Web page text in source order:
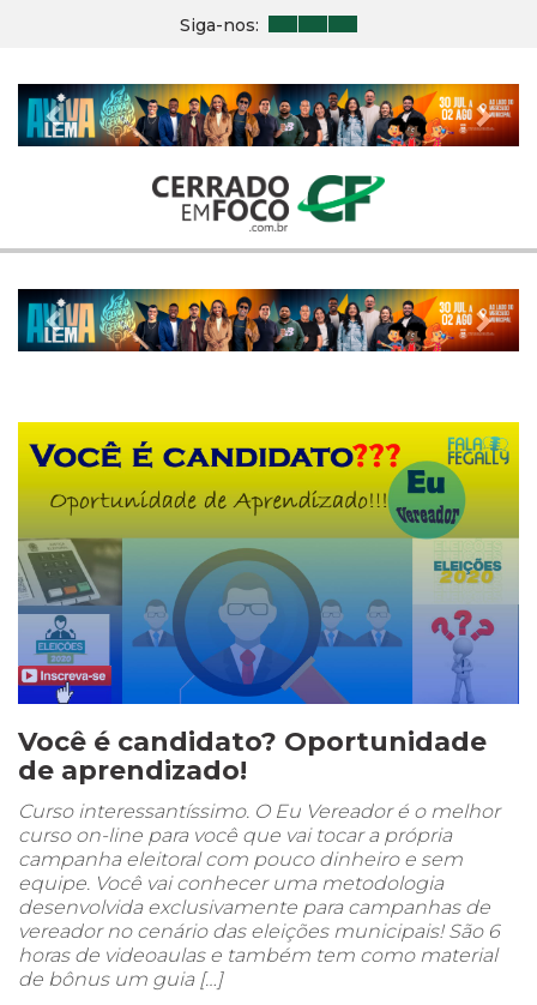
Siga-nos:
Previous Next
Previous Next
Você é candidato? Oportunidade
de aprendizado!
Curso interessantíssimo. O Eu Vereador é o melhor
curso on-line para você que vai tocar a própria
campanha eleitoral com pouco dinheiro e sem
equipe. Você vai conhecer uma metodologia
desenvolvida exclusivamente para campanhas de
vereador no cenário das eleições municipais! São 6
horas de videoaulas e também tem como material
de bônus um guia […]